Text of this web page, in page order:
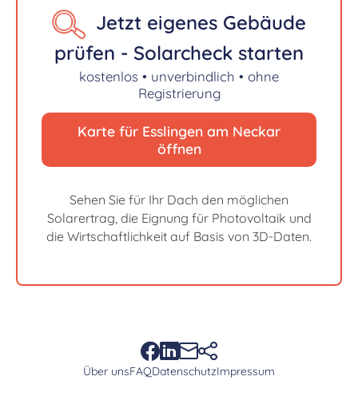
Jetzt eigenes Gebäude
prüfen - Solarcheck starten
kostenlos • unverbindlich • ohne
Registrierung
Karte für Esslingen am Neckar
öffnen
Sehen Sie für Ihr Dach den möglichen
Solarertrag, die Eignung für Photovoltaik und
die Wirtschaftlichkeit auf Basis von 3D-Daten.
Über unsFAQDatenschutzImpressum